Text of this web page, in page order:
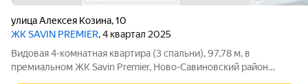
улица Алексея Козина,10
ЖК SAVIN PREMIER, 4 квартал 2025
Видовая 4-комнатная квартира (3 спальни), 97,78 м, в
премиальном ЖК Savin Premier, Ново-Савиновский район